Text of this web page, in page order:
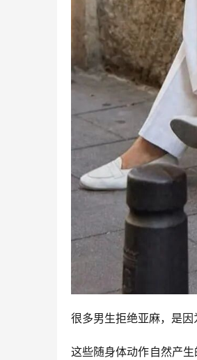
很多男生拒绝亚麻，是因
这些随身体动作自然产